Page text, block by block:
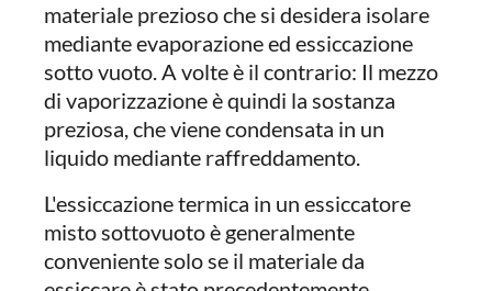
materiale prezioso che si desidera isolare
mediante evaporazione ed essiccazione
sotto vuoto. A volte è il contrario: Il mezzo
di vaporizzazione è quindi la sostanza
preziosa, che viene condensata in un
liquido mediante raffreddamento.
L'essiccazione termica in un essiccatore
misto sottovuoto è generalmente
conveniente solo se il materiale da